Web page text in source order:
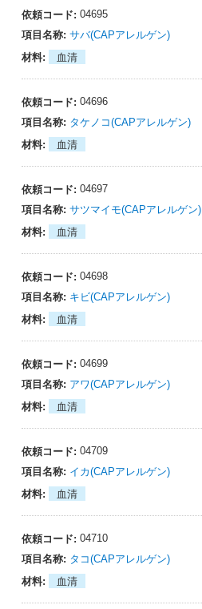
04695
サバ(CAPアレルゲン)
血清
04696
タケノコ(CAPアレルゲン)
血清
04697
サツマイモ(CAPアレルゲン)
血清
04698
キビ(CAPアレルゲン)
血清
04699
アワ(CAPアレルゲン)
血清
04709
イカ(CAPアレルゲン)
血清
04710
タコ(CAPアレルゲン)
血清